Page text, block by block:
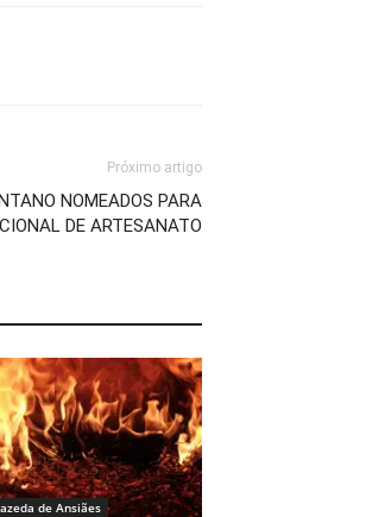
Próximo artigo
NOMEADOS PARA
DE ARTESANATO
de Ansiães